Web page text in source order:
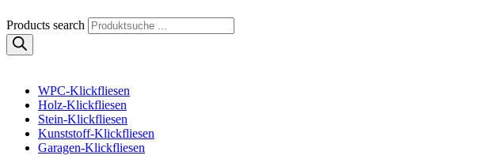
Klickfliese | klick-klick-fertig
Klickfliesen online kaufen
Products search
WPC-Klickfliesen
Holz-Klickfliesen
Stein-Klickfliesen
Kunststoff-Klickfliesen
Garagen-Klickfliesen